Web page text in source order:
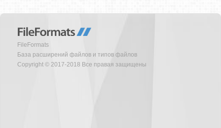
FileFormats
База расширений файлов и типов файлов
Copyright © 2017-2018 Все правая защищены